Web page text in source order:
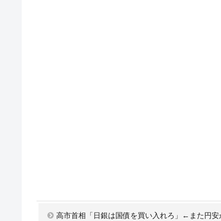
高市首相「日銀は国債を買い入れろ」←また円安